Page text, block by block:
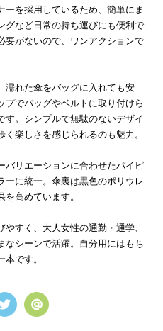
を採用しているため、簡単にま
グなど日常の持ち運びにも便利で
要がないので、ワンアクションで
濡れた傘をバッグに入れても安
プでバッグやベルトに取り付けら
す。シンプルで無駄のないデザイ
楽しさを感じられるのも魅力。
バリエーションに合わせたパイピ
ーに統一。傘裏は黒色のポリウレ
高めています。
すく、大人女性の通勤・通学、
なシーンで活躍。自分用にはもち
です。